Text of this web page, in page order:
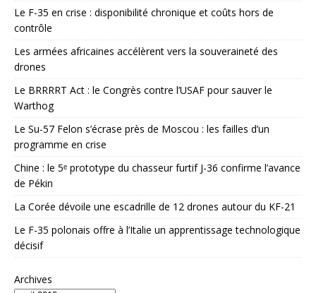
Le F-35 en crise : disponibilité chronique et coûts hors de
contrôle
Les armées africaines accélèrent vers la souveraineté des
drones
Le BRRRRT Act : le Congrès contre l’USAF pour sauver le
Warthog
Le Su-57 Felon s’écrase près de Moscou : les failles d’un
programme en crise
Chine : le 5ᵉ prototype du chasseur furtif J-36 confirme l’avance
de Pékin
La Corée dévoile une escadrille de 12 drones autour du KF-21
Le F-35 polonais offre à l’Italie un apprentissage technologique
décisif
Archives